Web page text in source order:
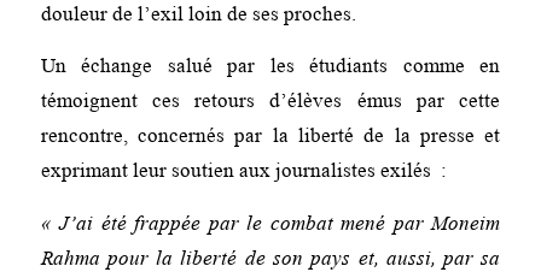
douleur de l’exil loin de ses proches.
Un échange salué par les étudiants comme en
témoignent ces retours d’élèves émus par cette
rencontre, concernés par la liberté de la presse et
exprimant leur soutien aux journalistes exilés :
« J’ai été frappée par le combat mené par Moneim
Rahma pour la liberté de son pays et, aussi, par sa